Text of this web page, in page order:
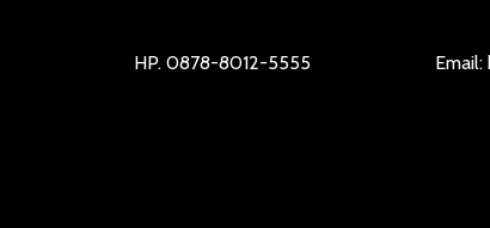
HP. 0878-8012-5555 Email: